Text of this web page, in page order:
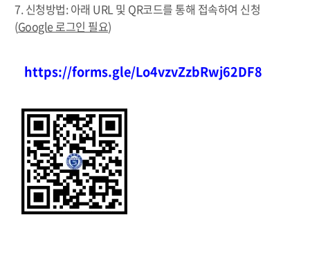
7. 신청방법: 아래 URL 및 QR코드를 통해 접속하여 신청
(Google 로그인 필요)
https://forms.gle/Lo4vzvZzbRwj62DF8